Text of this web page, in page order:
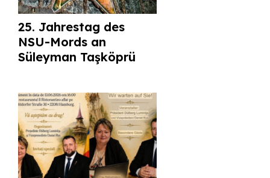
25. Jahrestag des
NSU-Mords an
Süleyman Taşköprü